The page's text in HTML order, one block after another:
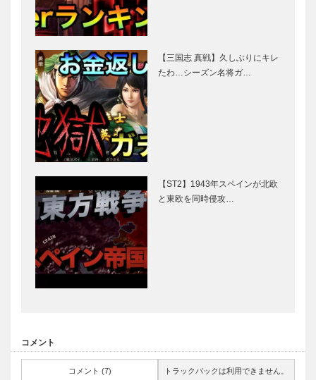
【三国志 真戦】久しぶりにキレ
たわ…シーズン名将ガ…
【ST2】1943年スペインが北欧
と東欧を同時侵攻…
コメント
コメント (7) トラックバックは利用できません。